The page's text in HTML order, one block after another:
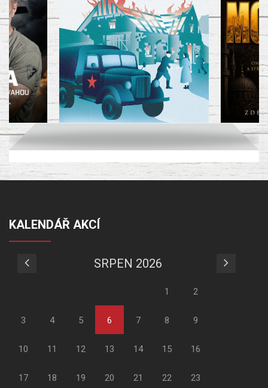
KALENDÁŘ AKCÍ
SRPEN 2026
1 2
3 4 5 6 7 8 9
10 11 12 13 14 15 16
17 18 19 20 21 22 23